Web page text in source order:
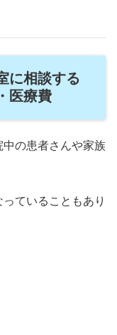
に相談する
医療費
の患者さんや家族
ていることもあり